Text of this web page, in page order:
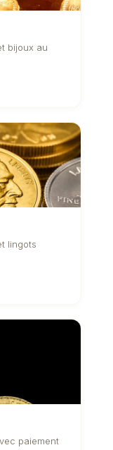
bijoux au
lingots
paiement